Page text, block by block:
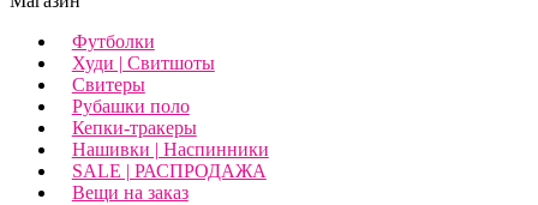
Футболки
Худи | Свитшоты
Свитеры
Рубашки поло
Кепки-тракеры
Нашивки | Наспинники
SALE | РАСПРОДАЖА
Вещи на заказ